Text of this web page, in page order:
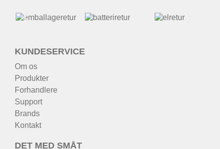
KUNDESERVICE
Om os
Produkter
Forhandlere
Support
Brands
Kontakt
DET MED SMÅT